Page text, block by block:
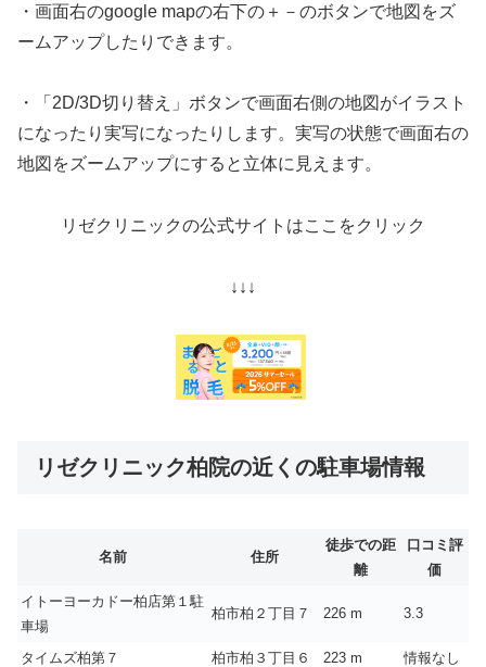
・画面右のgoogle mapの右下の＋－のボタンで地図をズ
ームアップしたりできます。
・「2D/3D切り替え」ボタンで画面右側の地図がイラスト
になったり実写になったりします。実写の状態で画面右の
地図をズームアップにすると立体に見えます。
リゼクリニックの公式サイトはここをクリック
↓↓↓
リゼクリニック柏院の近くの駐車場情報
名前 住所
徒歩での距
離
口コミ評
価
イトーヨーカドー柏店第１駐
車場
柏市柏２丁目７ 226 m 3.3
タイムズ柏第７ 柏市柏３丁目６ 223 m 情報なし